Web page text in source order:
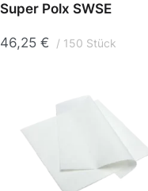
Super Polx SWSE
46,25 € 150 Stück